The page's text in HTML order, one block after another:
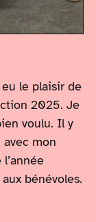
le plaisir de
2025. Je
voulu. Il y
mon
bénévoles.